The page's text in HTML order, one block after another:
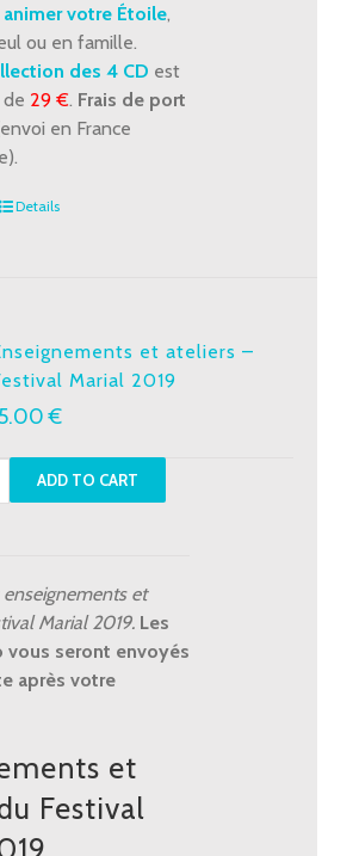
animer votre Étoile,
ou en famille.
des 4 CD est
29 €. Frais de port
en France
Details
et ateliers –
Marial 2019
€
ADD TO CART
et
Marial 2019. Les
vous seront envoyés
après votre
et
Festival